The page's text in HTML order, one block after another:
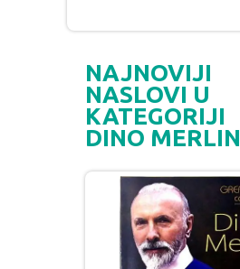
NAJNOVIJI
NASLOVI U
KATEGORIJI
DINO MERLIN